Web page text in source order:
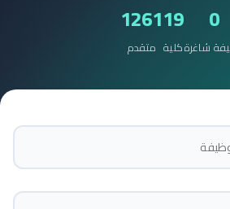
0
شاغرة
19
كلية
1261
متقدم